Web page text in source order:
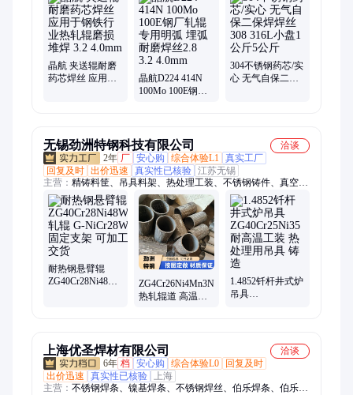
钢焊条、银焊条 焊丝、ND钢焊条、管道焊条、磷铜焊丝、进口
焊条 焊丝、碳化钨焊条、明弧耐磨焊丝、不锈钢药芯焊丝、管
道焊丝、ND钢焊丝、钴基合金焊丝、镍基焊丝、耐热钢焊丝、
碳化钨焊丝、埋弧耐磨焊丝
晶航 夹送辊耐磨
药芯焊丝 应用于
晶航D224 414N
100Mo 100E钢厂
304不锈钢药芯/实
心 无气自保二保
无锡劲洲特钢科技有限公司
洽谈
2年 厂 安心购 综合体验L1
真实工厂
回复及时 出价迅速 真实性已核验 江苏无锡
主营： 精铸料筐、吊具料架、热处理工装、不锈钢铸件、真空炉
料盘、退火炉料盘、热处理夹具、耐热钢铸件、热处理料筐、不
锈钢料盘、耐高温料筐、精密铸造料盘、高锰钢铸件、高铬耐磨
件、耐磨衬板、炉底板、精密铸造件、护板、铝厂捞渣抓斗、离
心铸管
耐热钢悬臂辊
ZG40Cr28Ni48W5
ZG4Cr26Ni4Mn3N
热轧辊道 高温链
1.4852钎杆井式炉
吊具
上海优圣焊材有限公司
洽谈
6年 档 安心购 综合体验L0
回复及时
出价迅速
真实性已核验
上海
主营： 不锈钢焊条、镍基焊条、不锈钢焊丝、伯乐焊条、伯乐焊